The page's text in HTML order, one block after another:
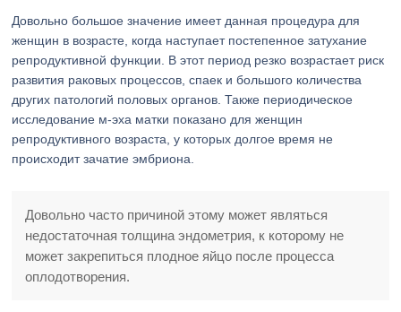
Довольно большое значение имеет данная процедура для
женщин в возрасте, когда наступает постепенное затухание
репродуктивной функции. В этот период резко возрастает риск
развития раковых процессов, спаек и большого количества
других патологий половых органов. Также периодическое
исследование м-эха матки показано для женщин
репродуктивного возраста, у которых долгое время не
происходит зачатие эмбриона.
Довольно часто причиной этому может являться
недостаточная толщина эндометрия, к которому не
может закрепиться плодное яйцо после процесса
оплодотворения.